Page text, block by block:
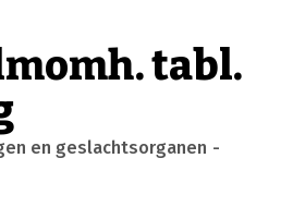
tabl.
en geslachtsorganen -